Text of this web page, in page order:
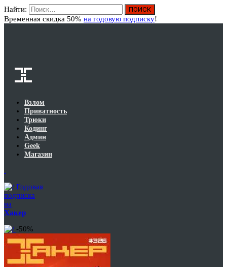
Найти:
Временная скидка 50% на годовую подписку!
Взлом
Приватность
Трюки
Кодинг
Админ
Geek
Магазин
Годовая
подписка
на
Хакер
-50%